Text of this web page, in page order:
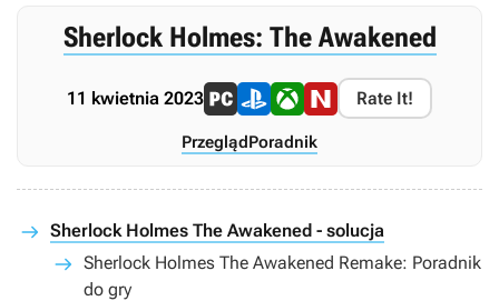
Sherlock Holmes: The Awakened
11 kwietnia 2023 Rate It!
PrzeglądPoradnik
Sherlock Holmes The Awakened - solucja
Sherlock Holmes The Awakened Remake: Poradnik
do gry